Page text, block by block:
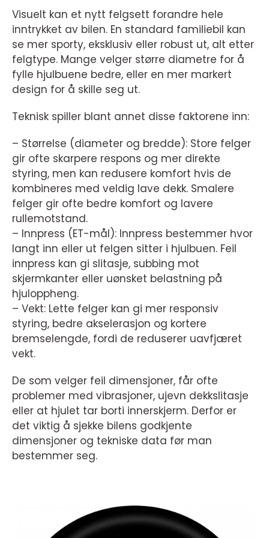
Visuelt kan et nytt felgsett forandre hele
inntrykket av bilen. En standard familiebil kan
se mer sporty, eksklusiv eller robust ut, alt etter
felgtype. Mange velger større diametre for å
fylle hjulbuene bedre, eller en mer markert
design for å skille seg ut.
Teknisk spiller blant annet disse faktorene inn:
– Størrelse (diameter og bredde): Store felger
gir ofte skarpere respons og mer direkte
styring, men kan redusere komfort hvis de
kombineres med veldig lave dekk. Smalere
felger gir ofte bedre komfort og lavere
rullemotstand.
– Innpress (ET-mål): Innpress bestemmer hvor
langt inn eller ut felgen sitter i hjulbuen. Feil
innpress kan gi slitasje, subbing mot
skjermkanter eller uønsket belastning på
hjuloppheng.
– Vekt: Lette felger kan gi mer responsiv
styring, bedre akselerasjon og kortere
bremselengde, fordi de reduserer uavfjæret
vekt.
De som velger feil dimensjoner, får ofte
problemer med vibrasjoner, ujevn dekkslitasje
eller at hjulet tar borti innerskjerm. Derfor er
det viktig å sjekke bilens godkjente
dimensjoner og tekniske data før man
bestemmer seg.